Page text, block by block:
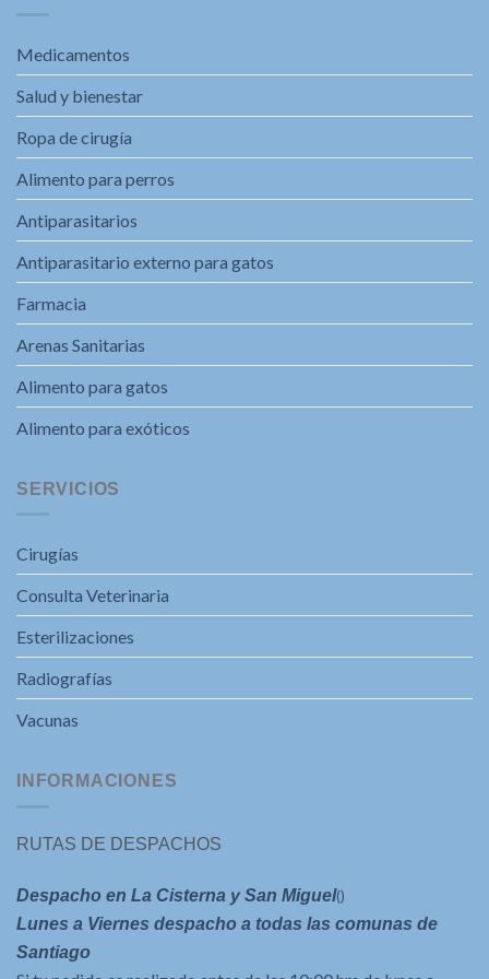
Medicamentos
Salud y bienestar
Ropa de cirugía
Alimento para perros
Antiparasitarios
Antiparasitario externo para gatos
Farmacia
Arenas Sanitarias
Alimento para gatos
Alimento para exóticos
SERVICIOS
Cirugías
Consulta Veterinaria
Esterilizaciones
Radiografías
Vacunas
INFORMACIONES
RUTAS DE DESPACHOS
Despacho en La Cisterna y San Miguel()
Lunes a Viernes despacho a todas las comunas de
Santiago